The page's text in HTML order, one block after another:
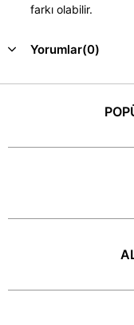
farkı olabilir.
Yorumlar(0)